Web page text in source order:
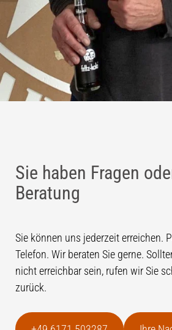
Sie haben Fragen
Beratung
Sie können uns jederzeit erreichen.
Telefon. Wir beraten Sie gerne.
nicht erreichbar sein, rufen wir Sie
zurück.